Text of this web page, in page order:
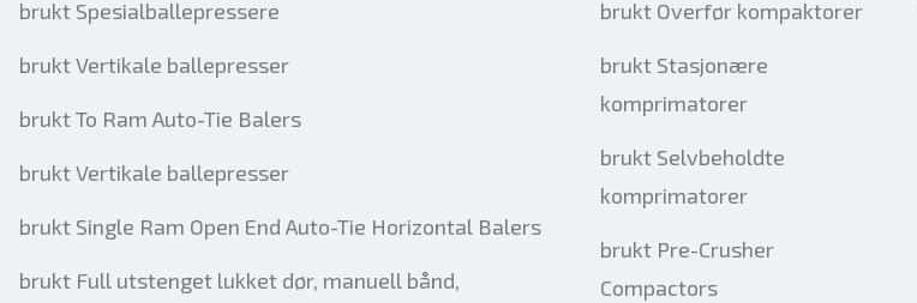
brukt Spesialballepressere
brukt Vertikale ballepresser
brukt To Ram Auto-Tie Balers
brukt Vertikale ballepresser
brukt Single Ram Open End Auto-Tie Horizontal Balers
brukt Full utstenget lukket dør, manuell bånd,
brukt Overfør kompaktorer
brukt Stasjonære
komprimatorer
brukt Selvbeholdte
komprimatorer
brukt Pre-Crusher
Compactors